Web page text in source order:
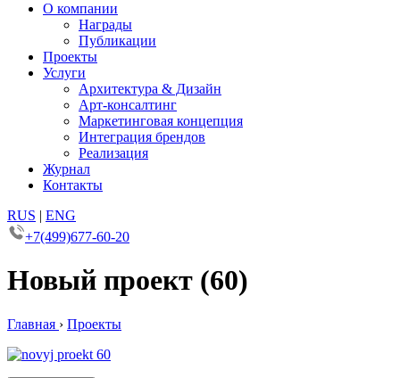
О компании
Награды
Публикации
Проекты
Услуги
Архитектура & Дизайн
Арт-консалтинг
Маркетинговая концепция
Интеграция брендов
Реализация
Журнал
Контакты
RUS | ENG
+7(499)677-60-20
Новый проект (60)
Главная › Проекты